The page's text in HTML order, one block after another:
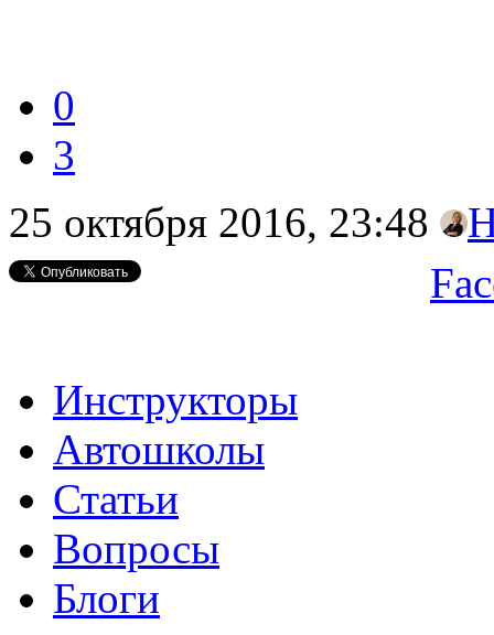
0
3
25 октября 2016, 23:48
Инструкторы
Автошколы
Статьи
Вопросы
Блоги